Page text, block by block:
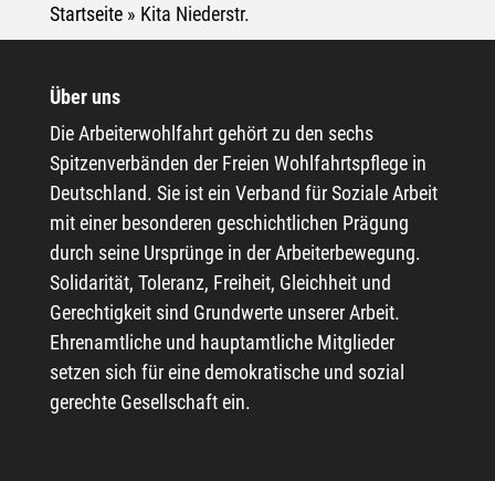
Startseite» Kita Niederstr.
Über uns
Die Arbeiterwohlfahrt gehört zu den sechs
Spitzenverbänden der Freien Wohlfahrtspflege in
Deutschland. Sie ist ein Verband für Soziale Arbeit
mit einer besonderen geschichtlichen Prägung
durch seine Ursprünge in der Arbeiterbewegung.
Solidarität, Toleranz, Freiheit, Gleichheit und
Gerechtigkeit sind Grundwerte unserer Arbeit.
Ehrenamtliche und hauptamtliche Mitglieder
setzen sich für eine demokratische und sozial
gerechte Gesellschaft ein.